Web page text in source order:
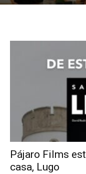
Pájaro Films
casa, Lugo